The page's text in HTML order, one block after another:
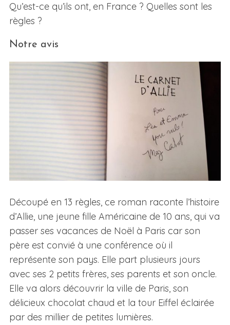
Qu’est-ce qu’ils ont, en France ? Quelles sont les
règles ?
Notre avis
Découpé en 13 règles, ce roman raconte l’histoire
d’Allie, une jeune fille Américaine de 10 ans, qui va
passer ses vacances de Noël à Paris car son
père est convié à une conférence où il
représente son pays. Elle part plusieurs jours
avec ses 2 petits frères, ses parents et son oncle.
Elle va alors découvrir la ville de Paris, son
délicieux chocolat chaud et la tour Eiffel éclairée
par des millier de petites lumières.
a
r